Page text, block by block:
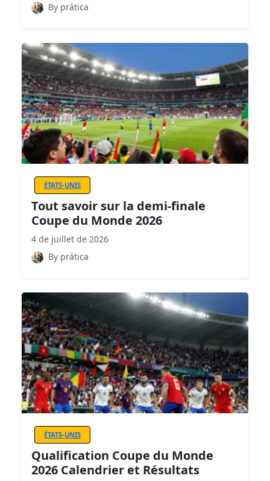
By prática
ÉTATS-UNIS
Tout savoir sur la demi-finale
Coupe du Monde 2026
4 de juillet de 2026
By prática
ÉTATS-UNIS
Qualification Coupe du Monde
2026 Calendrier et Résultats